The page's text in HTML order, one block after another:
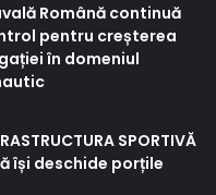
Română continuă
pentru creșterea
în domeniul
SPORTIVĂ
își deschide porțile